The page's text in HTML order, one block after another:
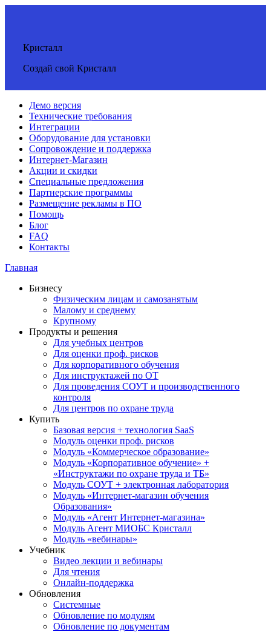
Кристалл
Создай свой Кристалл
Демо версия
Технические требования
Интеграции
Оборудование для установки
Сопровождение и поддержка
Интернет-Магазин
Акции и скидки
Специальные предложения
Партнерские программы
Размещение рекламы в ПО
Помощь
Блог
FAQ
Контакты
Главная
Бизнесу
Физическим лицам и самозанятым
Малому и среднему
Крупному
Продукты и решения
Для учебных центров
Для оценки проф. рисков
Для корпоративного обучения
Для инструктажей по ОТ
Для проведения СОУТ и производственного
контроля
Для центров по охране труда
Купить
Базовая версия + технология SaaS
Модуль оценки проф. рисков
Модуль «Коммерческое образование»
Модуль «Корпоративное обучение» +
«Инструктажи по охране труда и ТБ»
Модуль СОУТ + электронная лаборатория
Модуль «Интернет-магазин обучения
Образования»
Модуль «Агент Интернет-магазина»
Модуль Агент МИОБС Кристалл
Модуль «вебинары»
Учебник
Видео лекции и вебинары
Для чтения
Онлайн-поддержка
Обновления
Системные
Обновление по модулям
Обновление по документам